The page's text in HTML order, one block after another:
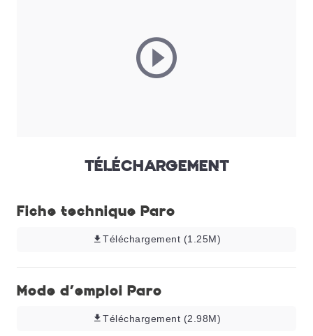
TÉLÉCHARGEMENT
Fiche technique Paro
Téléchargement (1.25M)
Mode d'emploi Paro
Téléchargement (2.98M)